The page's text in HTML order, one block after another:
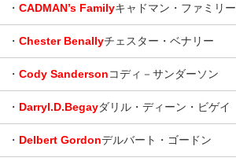
・ CADMAN’s Familyキャドマン・ファミリー
・ Chester Benallyチェスター・ベナリー
・ Cody Sandersonコディ－サンダーソン
・ Darryl.D.Begayダリル・ディーン・ビゲイ
・ Delbert Gordonデルバート・ゴードン